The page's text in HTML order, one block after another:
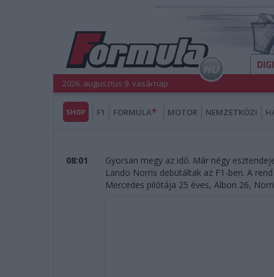
2026. augusztus 9. vasárnap
SHOP F1 FORMULA MOTOR NEMZETKÖZI
08:01
Gyorsan megy az idő. Már négy
Lando Norris debütáltak az F1-ben. A
Mercedes pilótája 25 éves, Albon 26,